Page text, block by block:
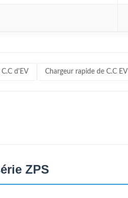
d'EV Chargeur rapide de C.C EV
ZPS